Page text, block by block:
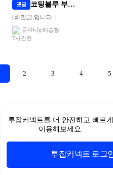
댓글 코팅블루 부드러운 알러지 케어 차렵이불 블로그 체험단 모집
[비밀글 입니다.]
은미니g 배송형
7시간전
2 3 4 5
스
중
구
투잡커넥트를 더 안전하고 빠르게
이용해보세요.
투잡커넥트 로그